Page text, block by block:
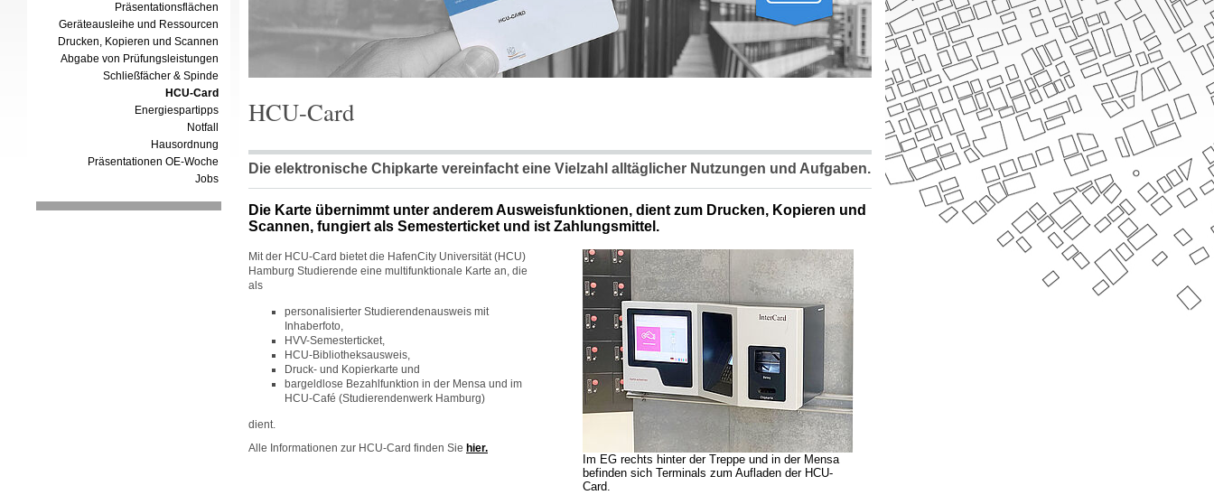
Präsentationsflächen
Geräteausleihe und Ressourcen
Drucken, Kopieren und Scannen
Abgabe von Prüfungsleistungen
Schließfächer & Spinde
HCU-Card
Energiespartipps
Notfall
Hausordnung
Präsentationen OE-Woche
Jobs
HCU-Card
Die elektronische Chipkarte vereinfacht eine Vielzahl alltäglicher Nutzungen und Aufgaben.
Die Karte übernimmt unter anderem Ausweisfunktionen, dient zum Drucken, Kopieren und
Scannen, fungiert als Semesterticket und ist Zahlungsmittel.
Mit der HCU-Card bietet die HafenCity Universität (HCU)
Hamburg Studierende eine multifunktionale Karte an, die
als
personalisierter Studierendenausweis mit
Inhaberfoto,
HVV-Semesterticket,
HCU-Bibliotheksausweis,
Druck- und Kopierkarte und
bargeldlose Bezahlfunktion in der Mensa und im
HCU-Café (Studierendenwerk Hamburg)
dient.
Alle Informationen zur HCU-Card finden Sie hier.
Im EG rechts hinter der Treppe und in der Mensa
befinden sich Terminals zum Aufladen der HCU-
Card.